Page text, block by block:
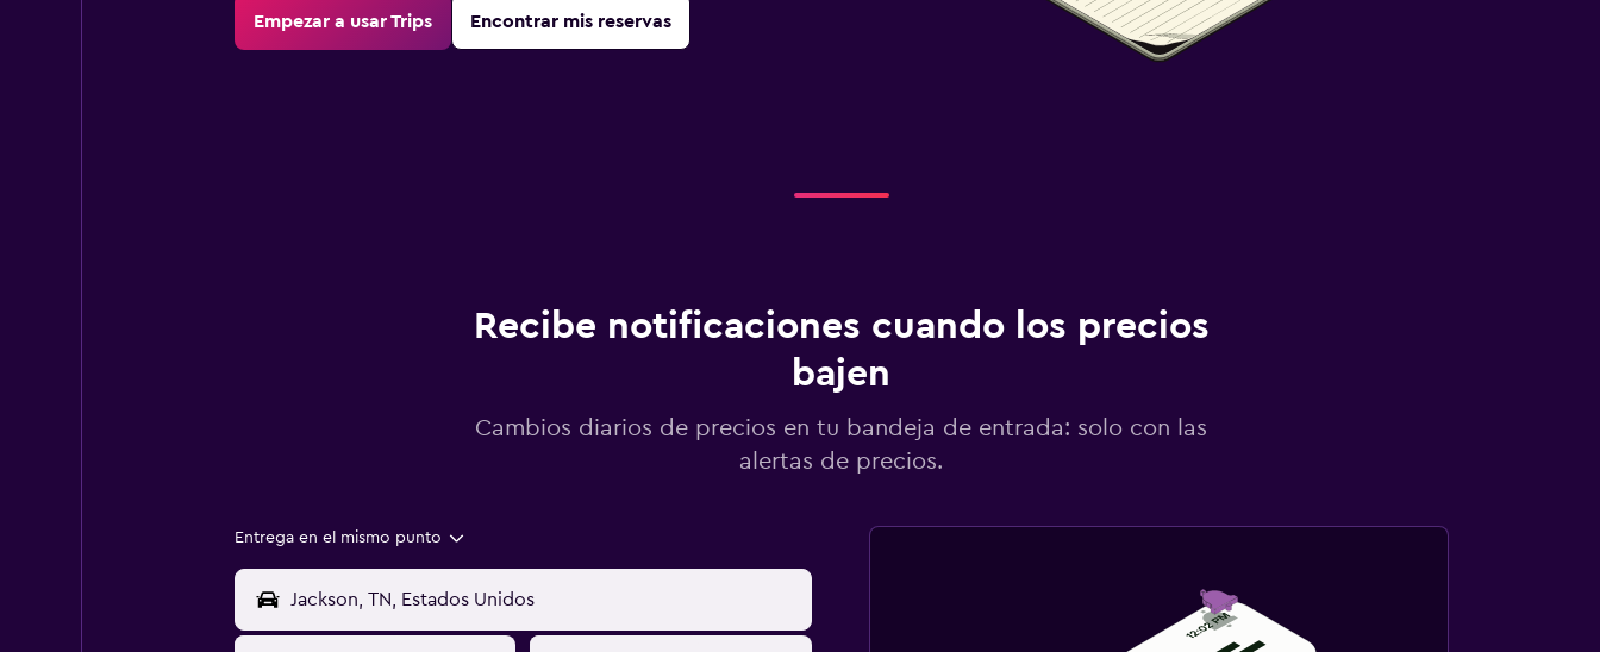
Empezar a usar Trips Encontrar mis reservas
Recibe notificaciones cuando los precios
bajen
Cambios diarios de precios en tu bandeja de entrada: solo con las
alertas de precios.
Entrega en el mismo punto